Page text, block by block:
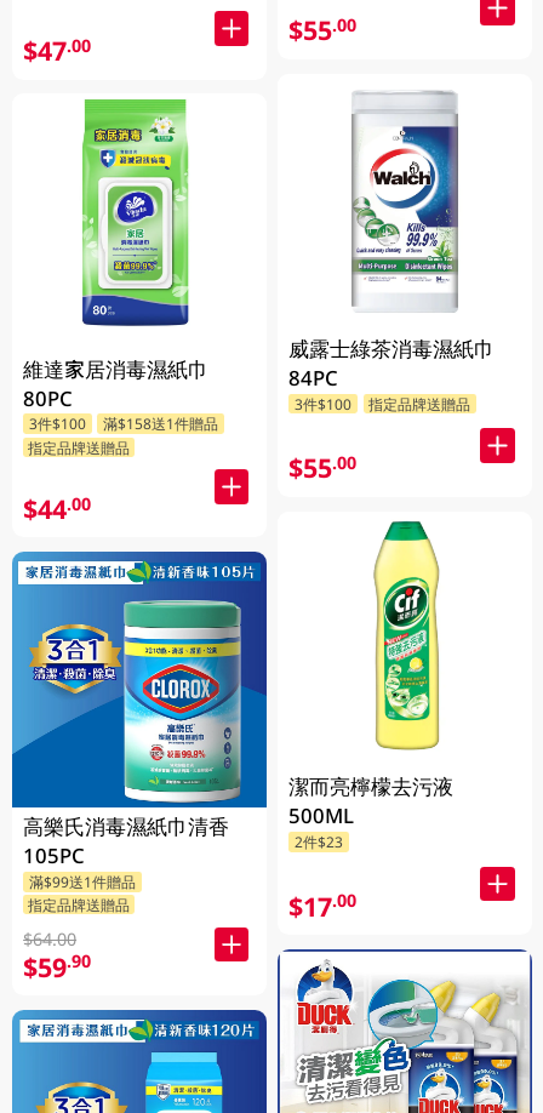
$47.00
維達家居消毒濕紙巾
80PC
3件$100
滿$158送1件贈品
指定品牌送贈品
$44.00
高樂氏消毒濕紙巾清香
105PC
滿$99送1件贈品
指定品牌送贈品
$64.00
$59.90
$55.00
威露士綠茶消毒濕紙巾
84PC
3件$100 指定品牌送贈品
$55.00
潔而亮檸檬去污液
500ML
2件$23
$17.00